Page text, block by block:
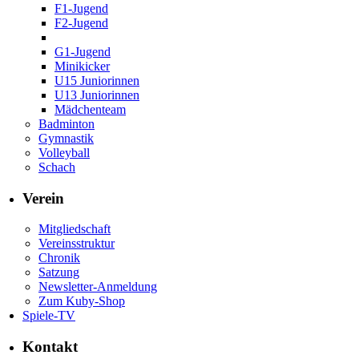
F1-Jugend
F2-Jugend
G1-Jugend
Minikicker
U15 Juniorinnen
U13 Juniorinnen
Mädchenteam
Badminton
Gymnastik
Volleyball
Schach
Verein
Mitgliedschaft
Vereinsstruktur
Chronik
Satzung
Newsletter-Anmeldung
Zum Kuby-Shop
Spiele-TV
Kontakt